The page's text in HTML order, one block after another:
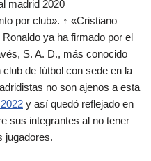
por club». ↑ «Cristiano
ya ha firmado por el
S. A. D., más conocido
de fútbol con sede en la
no son ajenos a esta
y así quedó reflejado en
sus integrantes al no tener
jugadores.